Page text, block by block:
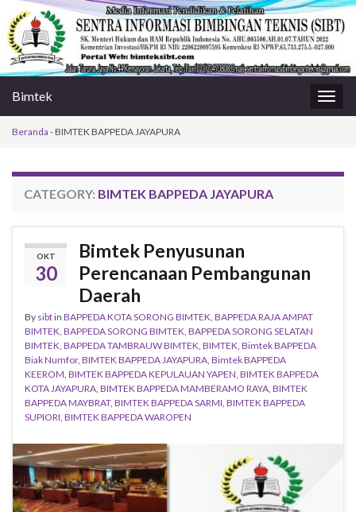
Bimtek
Beranda -BIMTEK BAPPEDA JAYAPURA
CATEGORY: BIMTEK BAPPEDA JAYAPURA
OKT
30
Bimtek Penyusunan
Perencanaan Pembangunan
Daerah
By sibtin BAPPEDA KOTA SORONG BIMTEK, BAPPEDA RAJA AMPAT
BIMTEK, BAPPEDA SORONG BIMTEK, BAPPEDA SORONG SELATAN
BIMTEK, BAPPEDA TAMBRAUW BIMTEK, BIMTEK, Bimtek BAPPEDA
Biak Numfor, BIMTEK BAPPEDA JAYAPURA, Bimtek BAPPEDA
KEEROM, BIMTEK BAPPEDA KEPULAUAN YAPEN, BIMTEK BAPPEDA
KOTA JAYAPURA, BIMTEK BAPPEDA MAMBERAMO RAYA, BIMTEK
BAPPEDA MAYBRAT, BIMTEK BAPPEDA SARMI, BIMTEK BAPPEDA
SUPIORI, BIMTEK BAPPEDA WAROPEN